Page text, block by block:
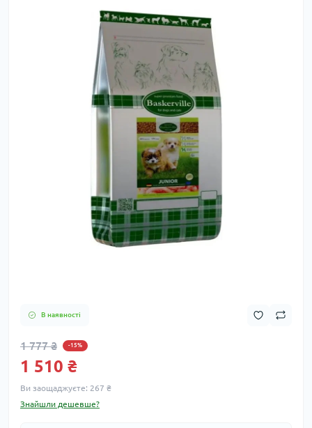
В наявності
1 777 ₴ -15%
1 510 ₴
Ви заощаджуєте: 267 ₴
Знайшли дешевше?